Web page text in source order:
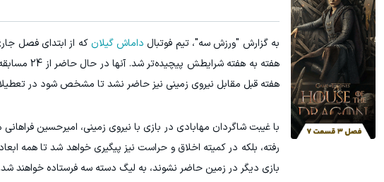
به گزارش "ورزش سه"، تیم فوتبال داماش گیلانکه از ابتدای فصل
هفته قبل مقابل نیروی زمینی نیز حاضر نشد تا مشخص شود در
با غیبت شاگردان مهابادی در بازی با نیروی زمینی، امیرحسین
رفته، بلکه در کمیته اخلاق و حراست نیز پیگیری خواهد شد تا
بازی دیگر در زمین حاضر نشوند، به لیگ دسته سه فرستاده خواهند
آمپول لاغری اسپارتینا، ا میلیون تومان ارزان‌تر از همه‌جا!
کلیک کن! ثبت